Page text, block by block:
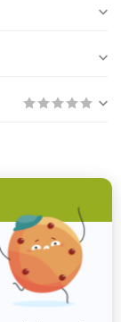
€4,10
€11,90